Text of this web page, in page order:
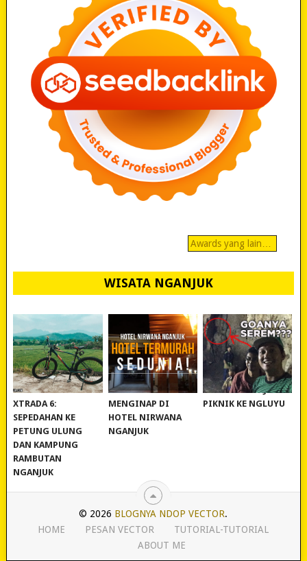
Awards yang lain…
WISATA NGANJUK
REVIEW POLYGON
XTRADA 6:
SEPEDAHAN KE
PETUNG ULUNG
DAN KAMPUNG
RAMBUTAN
NGANJUK
MURAH BANGET!
MENGINAP DI
HOTEL NIRWANA
NGANJUK
WISATA NGANJUK:
PIKNIK KE NGLUYU
© 2026 BLOGNYA NDOP VECTOR.
HOME
PESAN VECTOR
TUTORIAL-TUTORIAL
ABOUT ME